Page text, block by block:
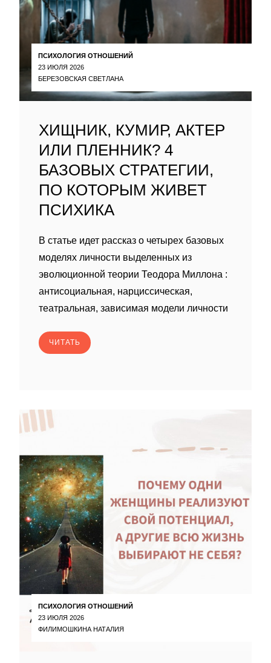
ПСИХОЛОГИЯ ОТНОШЕНИЙ
23 ИЮЛЯ 2026
БЕРЕЗОВСКАЯ СВЕТЛАНА
ХИЩНИК, КУМИР, АКТЕР
ИЛИ ПЛЕННИК? 4
БАЗОВЫХ СТРАТЕГИИ,
ПО КОТОРЫМ ЖИВЕТ
ПСИХИКА
В статье идет рассказ о четырех базовых
моделях личности выделенных из
эволюционной теории Теодора Миллона :
антисоциальная, нарциссическая,
театральная, зависимая модели личности
ЧИТАТЬ
ПСИХОЛОГИЯ ОТНОШЕНИЙ
23 ИЮЛЯ 2026
ФИЛИМОШКИНА НАТАЛИЯ